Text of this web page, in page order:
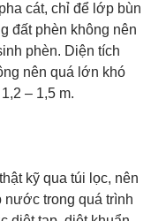
cát, chỉ để lớp bùn
đất phèn không nên
phèn. Diện tích
nên quá lớn khó
– 1,5 m.
kỹ qua túi lọc, nên
nước trong quá trình